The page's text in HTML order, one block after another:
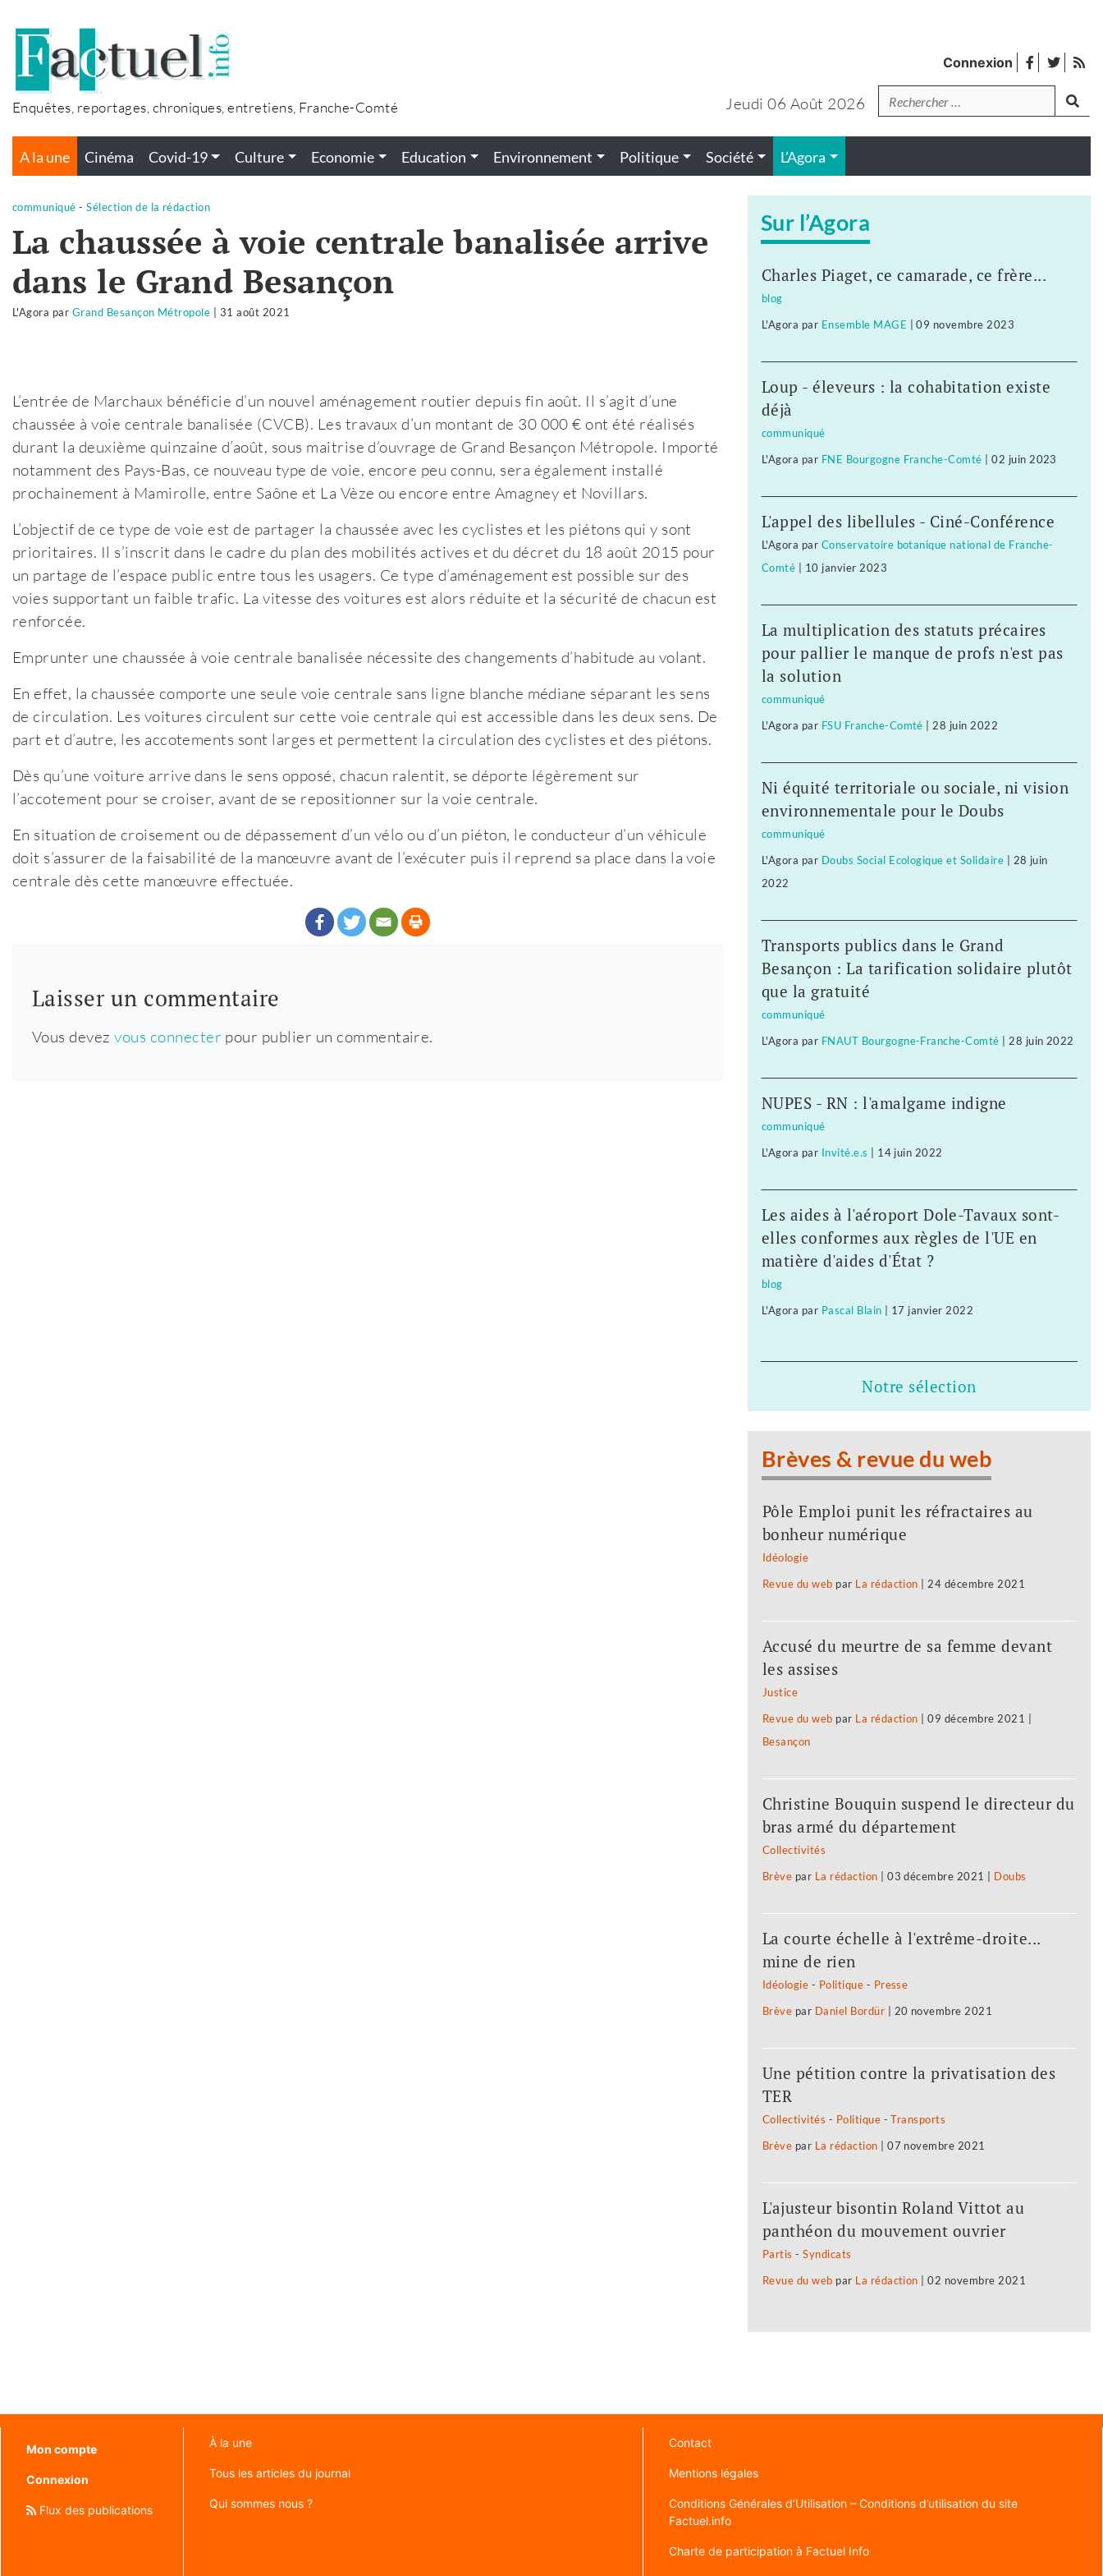
contenu
Enquêtes, reportages, chroniques, entretiens, Franche-Comté
Connexion facebook
twitter
Jeudi 06 Août 2026Recherche
A la une Cinéma Covid-19 Culture Economie Education Environnement Politique Société L’Agora
communiqué -Sélection de la rédaction
La chaussée à voie centrale banalisée arrive
dans le Grand Besançon
L'Agora par Grand Besançon Métropole 31 août 2021
L’entrée de Marchaux bénéficie d’un nouvel aménagement routier depuis fin août. Il s’agit d’une
chaussée à voie centrale banalisée (CVCB). Les travaux d’un montant de 30 000 € ont été réalisés
durant la deuxième quinzaine d’août, sous maitrise d’ouvrage de Grand Besançon Métropole. Importé
notamment des Pays-Bas, ce nouveau type de voie, encore peu connu, sera également installé
prochainement à Mamirolle, entre Saône et La Vèze ou encore entre Amagney et Novillars.
L’objectif de ce type de voie est de partager la chaussée avec les cyclistes et les piétons qui y sont
prioritaires. Il s’inscrit dans le cadre du plan des mobilités actives et du décret du 18 août 2015 pour
un partage de l’espace public entre tous les usagers. Ce type d’aménagement est possible sur des
voies supportant un faible trafic. La vitesse des voitures est alors réduite et la sécurité de chacun est
renforcée.
Emprunter une chaussée à voie centrale banalisée nécessite des changements d’habitude au volant.
En effet, la chaussée comporte une seule voie centrale sans ligne blanche médiane séparant les sens
de circulation. Les voitures circulent sur cette voie centrale qui est accessible dans les deux sens. De
part et d’autre, les accotements sont larges et permettent la circulation des cyclistes et des piétons.
Dès qu’une voiture arrive dans le sens opposé, chacun ralentit, se déporte légèrement sur
l’accotement pour se croiser, avant de se repositionner sur la voie centrale.
En situation de croisement ou de dépassement d’un vélo ou d’un piéton, le conducteur d’un véhicule
doit s’assurer de la faisabilité de la manœuvre avant de l’exécuter puis il reprend sa place dans la voie
centrale dès cette manœuvre effectuée.
Laisser un commentaire
Vous devezvous connecter pour publier un commentaire.
Sur l’Agora
Charles Piaget, ce camarade, ce frère...
blog
L'Agora par Ensemble MAGE |09 novembre 2023
Loup - éleveurs : la cohabitation existe
déjà
communiqué
L'Agora par FNE Bourgogne Franche-Comté |02 juin 2023
L'appel des libellules - Ciné-Conférence
L'Agora par Conservatoire botanique national de Franche-
Comté
10 janvier 2023
La multiplication des statuts précaires
pour pallier le manque de profs n'est pas
la solution
communiqué
L'Agora par FSU Franche-Comté 28 juin 2022
Ni équité territoriale ou sociale, ni vision
environnementale pour le Doubs
communiqué
L'Agora par Doubs Social Ecologique et Solidaire
28 juin
2022
Transports publics dans le Grand
Besançon : La tarification solidaire plutôt
que la gratuité
communiqué
L'Agora par FNAUT Bourgogne-Franche-Comté 28 juin 2022
NUPES - RN : l'amalgame indigne
communiqué
L'Agora par Invité.e.s 14 juin 2022
Les aides à l'aéroport Dole-Tavaux sont-
elles conformes aux règles de l'UE en
matière d'aides d'État ?
blog
L'Agora par Pascal Blain 17 janvier 2022
Notre sélection
Brèves & revue du web
Pôle Emploi punit les réfractaires au
bonheur numérique
Idéologie
Revue du web par La rédaction 24 décembre 2021
Accusé du meurtre de sa femme devant
les assises
Justice
Revue du web par La rédaction |09 décembre 2021
Besançon
Christine Bouquin suspend le directeur du
bras armé du département
Collectivités
Brève par La rédaction |03 décembre 2021 Doubs
La courte échelle à l'extrême-droite...
mine de rien
Idéologie - Politique - Presse
Brève par Daniel Bordür 20 novembre 2021
Une pétition contre la privatisation des
TER
Collectivités - Politique -Transports
Brève par La rédaction |07 novembre 2021
L'ajusteur bisontin Roland Vittot au
panthéon du mouvement ouvrier
Partis -Syndicats
Revue du web par La rédaction |02 novembre 2021
Mon compte
Connexion
Flux des publications
À la une
Tous les articles du journal
Qui sommes nous ?
Contact
Mentions légales
Conditions Générales d’Utilisation – Conditions d’utilisation du site
Factuel.info
Charte de participation à Factuel Info